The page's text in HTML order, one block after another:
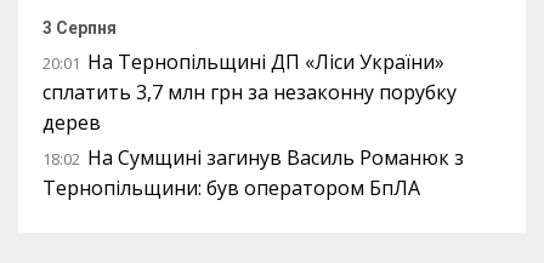
3 Серпня
20:01 На Тернопільщині ДП «Ліси України»
сплатить 3,7 млн грн за незаконну порубку
дерев
18:02 На Сумщині загинув Василь Романюк з
Тернопільщини: був оператором БпЛА